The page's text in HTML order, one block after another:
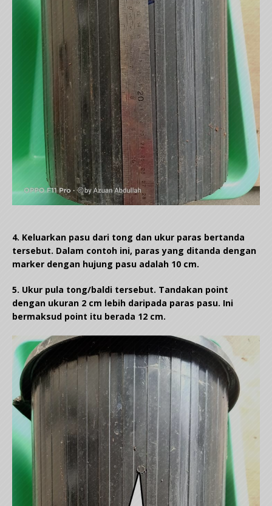
4. Keluarkan pasu dari tong dan ukur paras bertanda
tersebut. Dalam contoh ini, paras yang ditanda dengan
marker dengan hujung pasu adalah 10 cm.
5. Ukur pula tong/baldi tersebut. Tandakan point
dengan ukuran 2 cm lebih daripada paras pasu. Ini
bermaksud point itu berada 12 cm.